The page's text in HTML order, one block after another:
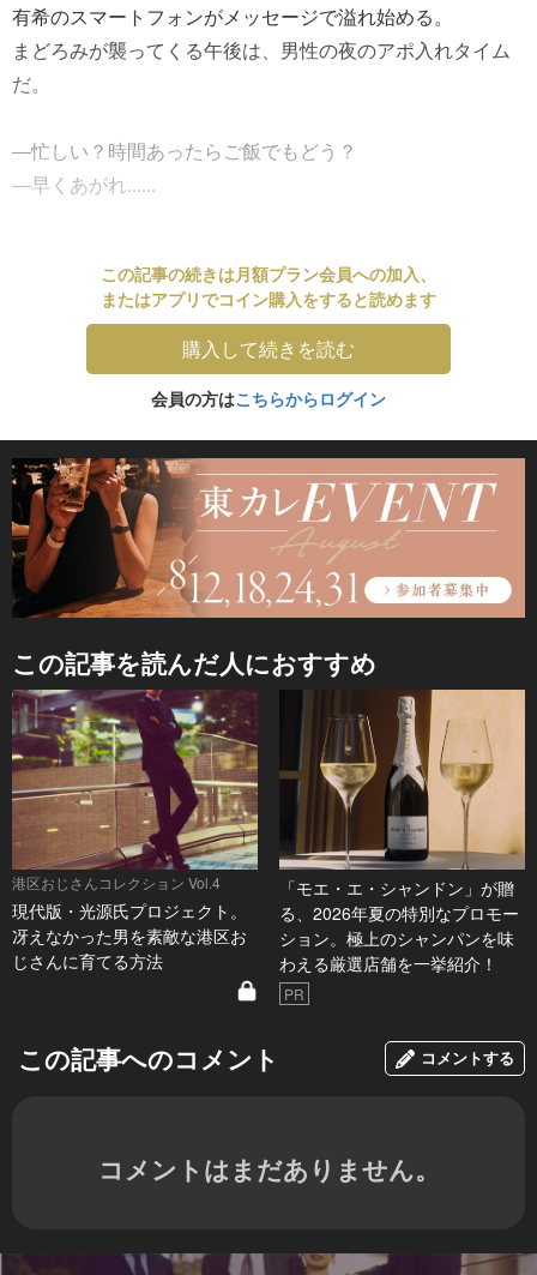
有希のスマートフォンがメッセージで溢れ始める。
まどろみが襲ってくる午後は、男性の夜のアポ入れタイム
だ。
―忙しい？時間あったらご飯でもどう？
―早くあがれ......
この記事の続きは月額プラン会員への加入、
またはアプリでコイン購入をすると読めます
購入して続きを読む
会員の方はこちらからログイン
この記事を読んだ人におすすめ
港区おじさんコレクション Vol.4
現代版・光源氏プロジェクト。
冴えなかった男を素敵な港区お
じさんに育てる方法
「モエ・エ・シャンドン」が贈
る、2026年夏の特別なプロモー
ション。極上のシャンパンを味
わえる厳選店舗を一挙紹介！
PR
この記事へのコメント コメントする
コメントはまだありません。